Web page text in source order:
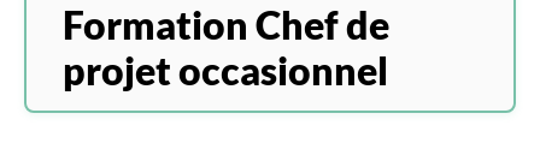
Formation Chef de
projet occasionnel